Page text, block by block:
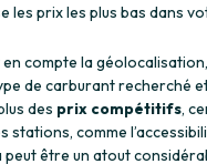
prix les plus bas dans
compte la
de carburant recherché
des prix compétitifs,
stations, comme
être un atout